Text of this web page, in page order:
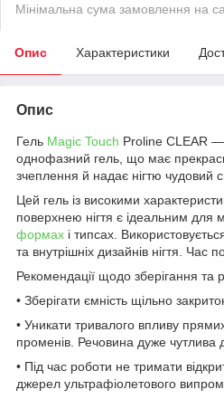
Мінімальна сума замовлення на
Опис Характеристики
Опис
Гель Magic Touch Proline CLEAR
однофазний гель, що має
зчеплення й надає нігтю чудовий
Цей гель із високими
поверхнею нігтя є ідеальним для
формах і типсах.
та внутрішніх дизайнів нігтя. Час
Рекомендації щодо зберігання та
• Зберігати ємність щільно
• Уникати тривалого впливу
променів. Речовина дуже чутлива
• Під час роботи не тримати
джерел ультрафіолетового